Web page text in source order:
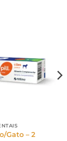
Gato – 2